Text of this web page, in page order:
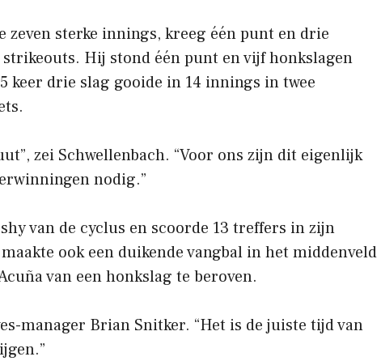
zeven sterke innings, kreeg één punt en drie
Hij stond één punt en vijf honkslagen
keer drie slag gooide in 14 innings in twee
zei Schwellenbach. “Voor ons zijn dit eigenlijk
nodig.”
van de cyclus en scoorde 13 treffers in zijn
ook een duikende vangbal in het middenveld
van een honkslag te beroven.
manager Brian Snitker. “Het is de juiste tijd van